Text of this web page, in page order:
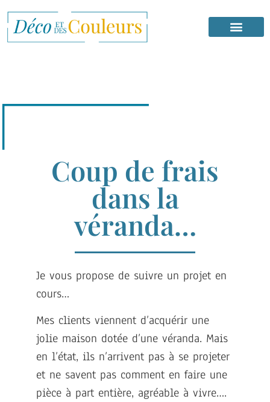
Coup de frais
dans la
véranda…
Je vous propose de suivre un projet en
cours…
Mes clients viennent d’acquérir une
jolie maison dotée d’une véranda. Mais
en l’état, ils n’arrivent pas à se projeter
et ne savent pas comment en faire une
pièce à part entière, agréable à vivre….